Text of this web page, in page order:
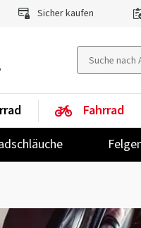
Sicher kaufen
Fahrrad